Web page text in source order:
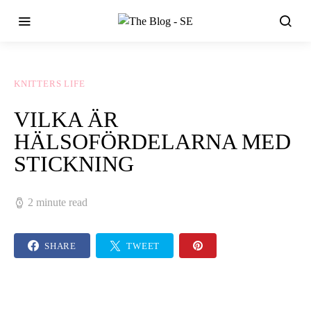
KNITTERS LIFE
VILKA ÄR
HÄLSOFÖRDELARNA MED
STICKNING
2 minute read
SHARE TWEET